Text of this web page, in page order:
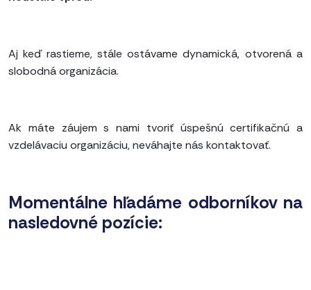
Aj keď rastieme, stále ostávame dynamická, otvorená a
slobodná organizácia.
Ak máte záujem s nami tvoriť úspešnú certifikačnú a
vzdelávaciu organizáciu, neváhajte nás kontaktovať.
Momentálne hľadáme odborníkov na
nasledovné pozície: